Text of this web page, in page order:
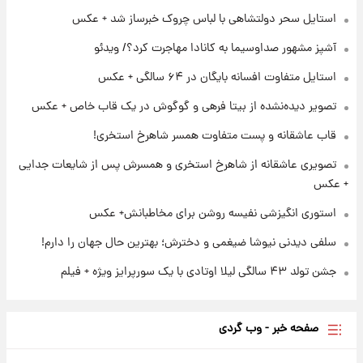
۲۳ ساعت پیش
انقلاب/ویدیو
تصاویر عمامه بستن به شیوه خاتمی/ویدیو
استایل سحر دولتشاهی با لباس چروک خبرساز شد + عکس
آشپز مشهور صداوسیما به کانادا مهاجرت کرد؟/ ویدئو
استایل متفاوت افسانه بایگان در ۶۴ سالگی + عکس
تصویر دیده‌نشده از بیتا فرهی و گوگوش در یک قاب خاص + عکس
قاب عاشقانه و پست متفاوت همسر شاهرخ استخری!
تصویری عاشقانه از شاهرخ استخری و همسرش پس از شایعات جدایی
+ عکس
استوری انگیزشی نفیسه روشن برای مخاطبانش+ عکس
سلفی دیدنی نیوشا ضیغمی و دخترش؛ بهترین حال جهان را دارم!
جشن تولد ۴۳ سالگی لیلا اوتادی با یک سورپرایز ویژه + فیلم
صفحه خبر - وب گردی